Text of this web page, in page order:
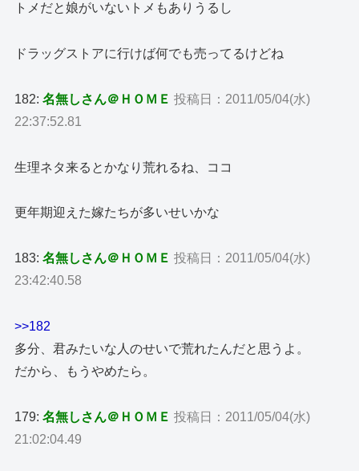
トメだと娘がいないトメもありうるし
ドラッグストアに行けば何でも売ってるけどね
182:名無しさん＠ＨＯＭＥ 投稿日：2011/05/04(水)
22:37:52.81
生理ネタ来るとかなり荒れるね、ココ
更年期迎えた嫁たちが多いせいかな
183:名無しさん＠ＨＯＭＥ 投稿日：2011/05/04(水)
23:42:40.58
>>182
多分、君みたいな人のせいで荒れたんだと思うよ。
だから、もうやめたら。
179:名無しさん＠ＨＯＭＥ 投稿日：2011/05/04(水)
21:02:04.49